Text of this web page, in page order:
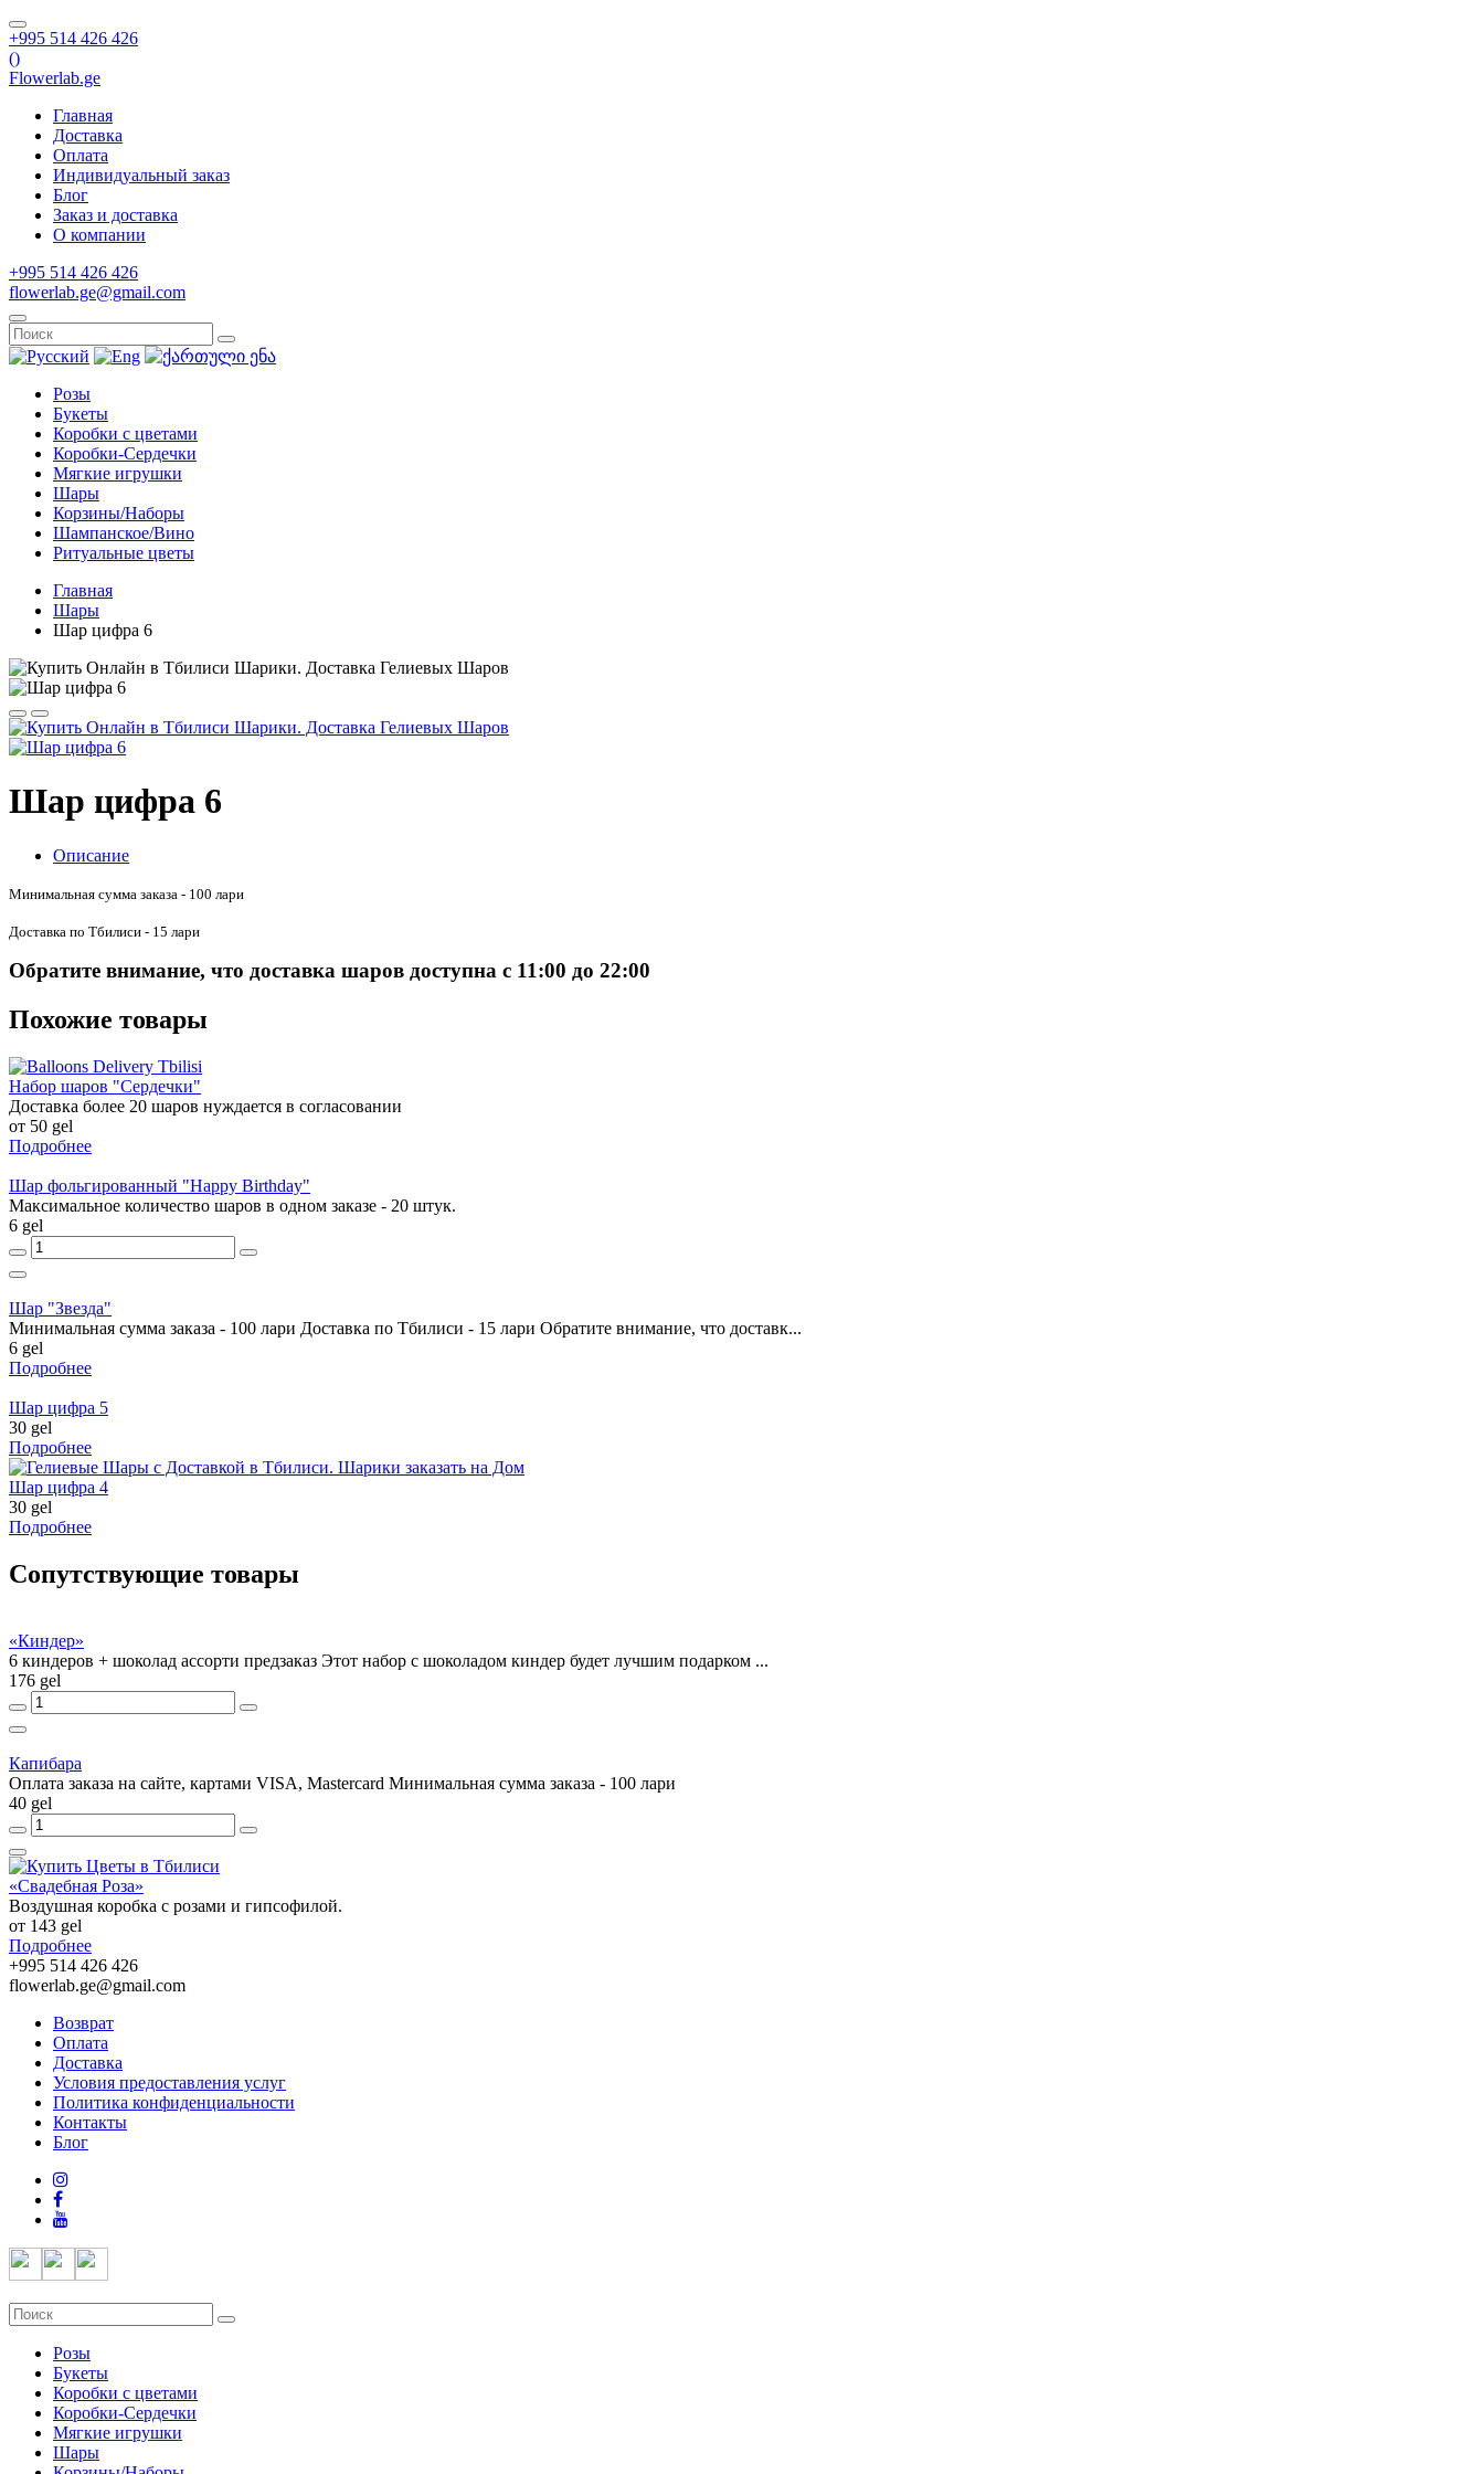
+995 514 426 426
()
Flowerlab.ge
Главная
Доставка
Оплата
Индивидуальный заказ
Блог
Заказ и доставка
О компании
+995 514 426 426
flowerlab.ge@gmail.com
Розы
Букеты
Коробки с цветами
Коробки-Сердечки
Мягкие игрушки
Шары
Корзины/Наборы
Шампанское/Вино
Ритуальные цветы
Главная
Шары
Шар цифра 6
Шар цифра 6
Описание
Минимальная сумма заказа - 100 лари
Доставка по Тбилиси - 15 лари
Обратите внимание, что доставка шаров доступна с 11:00 до 22:00
Похожие товары
Набор шаров "Сердечки"
Доставка более 20 шаров нуждается в согласовании
от 50 gel
Подробнее
Шар фольгированный "Happy Birthday"
Максимальное количество шаров в одном заказе - 20 штук.
6 gel
Шар "Звезда"
Минимальная сумма заказа - 100 лари Доставка по Тбилиси - 15 лари Обратите внимание, что доставк...
6 gel
Подробнее
Шар цифра 5
30 gel
Подробнее
Шар цифра 4
30 gel
Подробнее
Сопутствующие товары
«Киндер»
6 киндеров + шоколад ассорти предзаказ Этот набор с шоколадом киндер будет лучшим подарком ...
176 gel
Капибара
Оплата заказа на сайте, картами VISA, Mastercard Минимальная сумма заказа - 100 лари
40 gel
«Свадебная Роза»
Воздушная коробка с розами и гипсофилой.
от 143 gel
Подробнее
+995 514 426 426
flowerlab.ge@gmail.com
Возврат
Оплата
Доставка
Условия предоставления услуг
Политика конфиденциальности
Контакты
Блог
Розы
Букеты
Коробки с цветами
Коробки-Сердечки
Мягкие игрушки
Шары